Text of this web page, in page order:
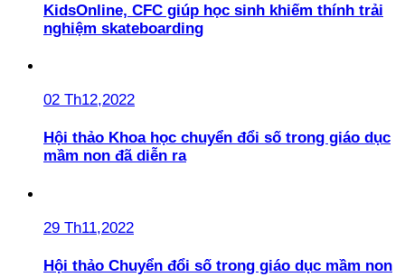
KidsOnline, CFC giúp học sinh khiếm thính trải
nghiệm skateboarding
02 Th12,2022
Hội thảo Khoa học chuyển đổi số trong giáo dục
mầm non đã diễn ra
29 Th11,2022
Hội thảo Chuyển đổi số trong giáo dục mầm non